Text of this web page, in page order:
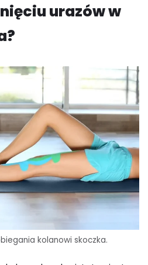
urazów w
kolanowi skoczka.